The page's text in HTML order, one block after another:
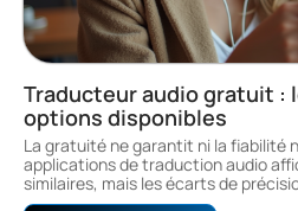
Traducteur audio gratuit :
options disponibles
La gratuité ne garantit ni la fiabilité
applications de traduction audio
similaires, mais les écarts de